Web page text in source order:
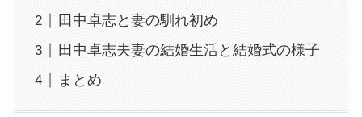
田中卓志と妻の馴れ初め
田中卓志夫妻の結婚生活と結婚式の様子
まとめ